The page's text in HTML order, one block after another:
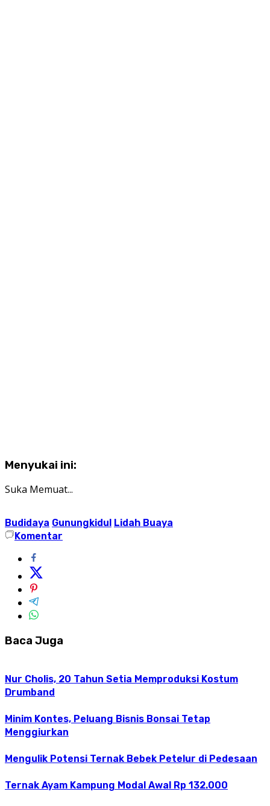
Menyukai ini:
Suka Memuat...
Budidaya Gunungkidul
Lidah Buaya
Komentar
Baca Juga
Nur Cholis, 20 Tahun Setia Memproduksi Kostum
Drumband
Minim Kontes, Peluang Bisnis Bonsai Tetap
Menggiurkan
Mengulik Potensi Ternak Bebek Petelur di Pedesaan
Ternak Ayam Kampung Modal Awal Rp 132.000